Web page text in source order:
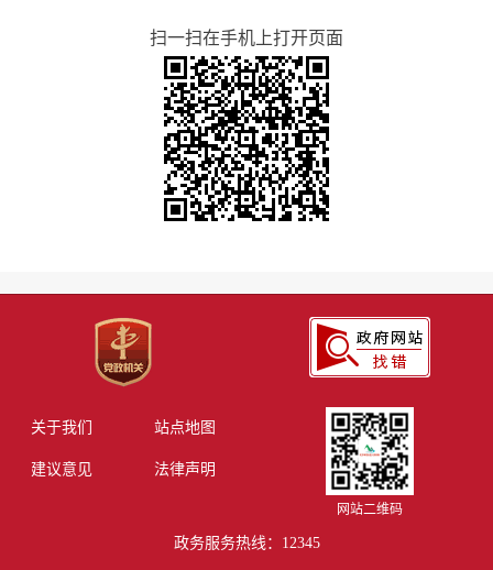
扫一扫在手机上打开页面
关于我们 站点地图
建议意见 法律声明
网站二维码
政务服务热线：12345